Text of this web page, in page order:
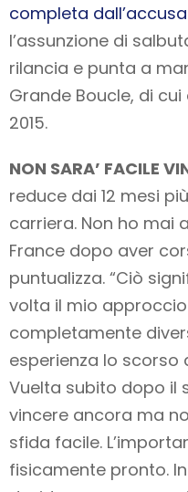
completa
l’assunzione di
rilancia e punta a
Grande Boucle, di
2015.
NON SARA’ FACILE
reduce dai 12 mesi
carriera. Non ho mai
France dopo aver
puntualizza. “Ciò
volta il mio
completamente
esperienza lo
Vuelta subito dopo il
vincere ancora ma
sfida facile.
fisicamente pronto.